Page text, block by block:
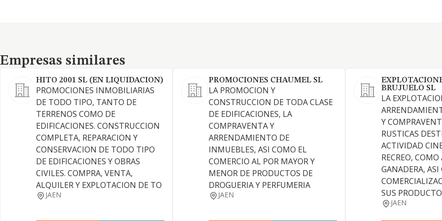
Empresas similares
Empresas similares
HITO 2001 SL (EN LIQUIDACION)
PROMOCIONES INMOBILIARIAS
DE TODO TIPO, TANTO DE
TERRENOS COMO DE
EDIFICACIONES. CONSTRUCCION
COMPLETA, REPARACION Y
CONSERVACION DE TODO TIPO
DE EDIFICACIONES Y OBRAS
CIVILES. COMPRA, VENTA,
ALQUILER Y EXPLOTACION DE TO
JAEN
PROMOCIONES CHAUMEL SL
LA PROMOCION Y
CONSTRUCCION DE TODA CLASE
DE EDIFICACIONES, LA
COMPRAVENTA Y
ARRENDAMIENTO DE
INMUEBLES, ASI COMO EL
COMERCIO AL POR MAYOR Y
MENOR DE PRODUCTOS DE
DROGUERIA Y PERFUMERIA
JAEN
BRUJUELO SL
LA
Y
RUSTICAS
ACTIVIDAD
RECREO,
GANADERA,
SUS
JAEN